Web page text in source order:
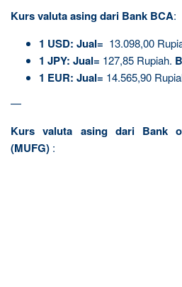
Kurs valuta asing dari Bank BCA:
1 USD: Jual= 13.098,00
1 JPY: Jual= 127,85 Rupiah.
1 EUR: Jual= 14.565,90
—
Kurs valuta asing dari Bank
(MUFG) :